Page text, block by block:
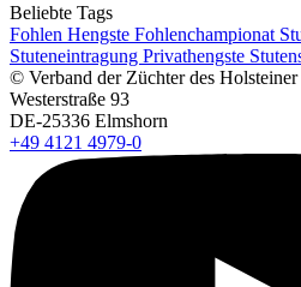
Beliebte Tags
Fohlen Hengste Fohlenchampionat
Stuteneintragung Privathengste
© Verband der Züchter des Holsteiner
Westerstraße 93
DE-25336 Elmshorn
+49 4121 4979-0